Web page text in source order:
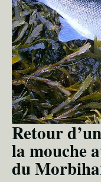
Retour
la mouche
du